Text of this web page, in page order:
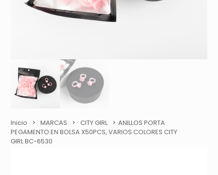
Inicio > MARCAS > CITY GIRL > ANILLOS PORTA
PEGAMENTO EN BOLSA X50PCS, VARIOS COLORES CITY
GIRL BC-6530